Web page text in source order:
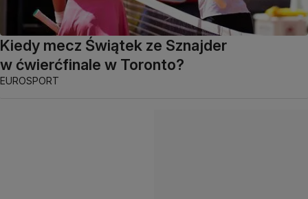
Kiedy mecz Świątek ze Sznajder
w ćwierćfinale w Toronto?
EUROSPORT